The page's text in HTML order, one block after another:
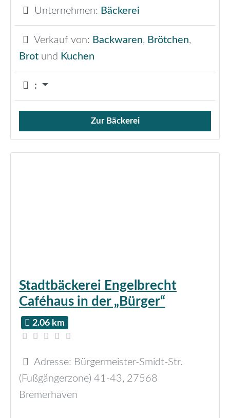
Unternehmen: Bäckerei
Verkauf von: Backwaren, Brötchen,
Brot und Kuchen
:
Verkauf von Brötchen,
Zur Bäckerei
Stadtbäckerei Engelbrecht
Caféhaus in der „Bürger“
2.06 km
Adresse: Bürgermeister-Smidt-Str.
(Fußgängerzone) 41-43, 27568
Bremerhaven